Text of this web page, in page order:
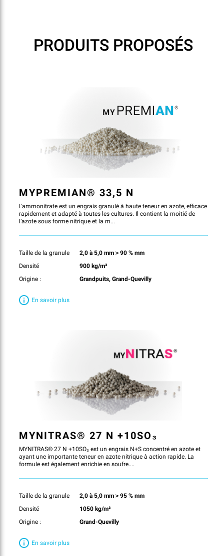
Planifiez la fertilisation pour une rotation complète
des cultures avec le meilleur produit.
Importez vos champs facilement et rapidement.
Enregistrez tous vos plans sur votre compte
personnel.
Utilisez NutriGuide® maintenant !
PRODUITS PROPOSÉS
MYPREMIAN® 33,5 N
L'ammonitrate est un engrais granulé à haute teneur en azote, efficace
rapidement et adapté à toutes les cultures. Il contient la moitié de
l’azote sous forme nitrique et la m...
Taille de la granule
2,0 à 5,0 mm＞90 % mm
Densité
900 kg/m³
Origine :
Grandpuits, Grand-Quevilly
En savoir plus
MYNITRAS® 27 N +10SO₃
MYNITRAS® 27 N +10SO₃ est un engrais N+S concentré en azote et
ayant une importante teneur en azote nitrique à action rapide. La
formule est également enrichie en soufre....
Taille de la granule
2,0 à 5,0 mm＞95 % mm
Densité
1050 kg/m³
Origine :
Grand-Quevilly
En savoir plus